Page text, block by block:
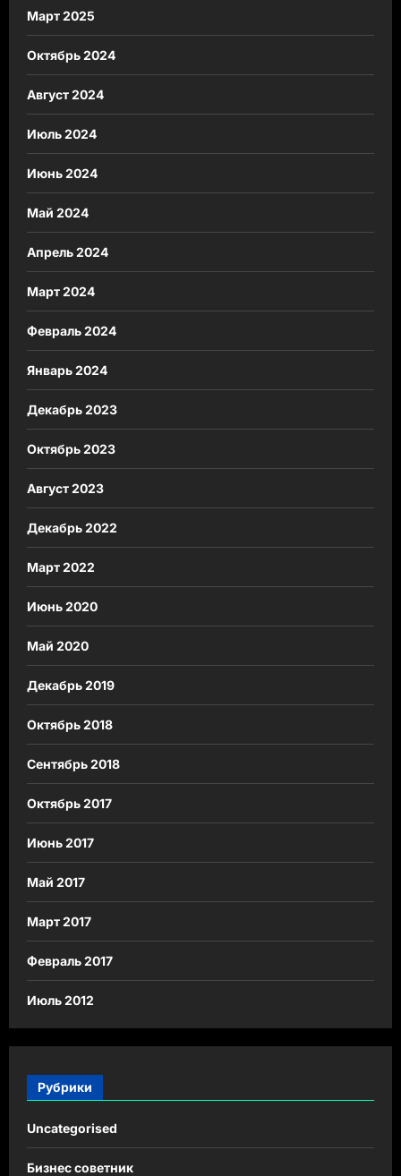
Март 2025
Октябрь 2024
Август 2024
Июль 2024
Июнь 2024
Май 2024
Апрель 2024
Март 2024
Февраль 2024
Январь 2024
Декабрь 2023
Октябрь 2023
Август 2023
Декабрь 2022
Март 2022
Июнь 2020
Май 2020
Декабрь 2019
Октябрь 2018
Сентябрь 2018
Октябрь 2017
Июнь 2017
Май 2017
Март 2017
Февраль 2017
Июль 2012
Рубрики
Uncategorised
Бизнес советник